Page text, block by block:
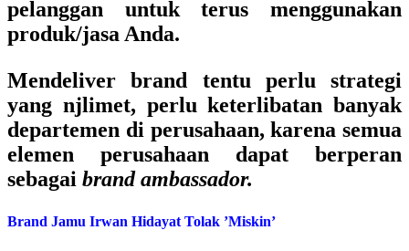
pelanggan untuk terus menggunakan
produk/jasa Anda.
Mendeliver brand tentu perlu strategi
yang njlimet, perlu keterlibatan banyak
departemen di perusahaan, karena semua
elemen perusahaan dapat berperan
sebagai brand ambassador.
Brand Jamu Irwan Hidayat Tolak ’Miskin’